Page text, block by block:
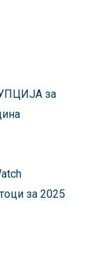
за
за 2025